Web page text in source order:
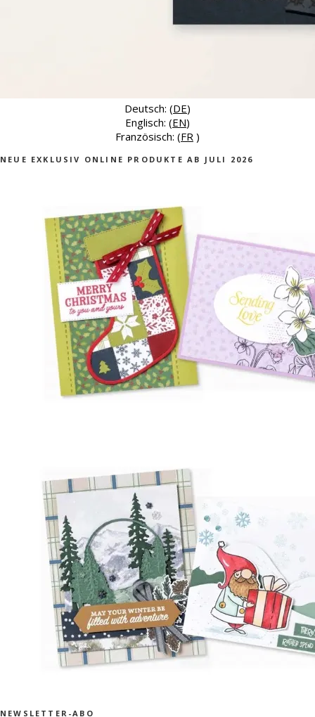
Deutsch: (DE)
Englisch: (EN)
Französisch: (FR )
NEUE EXKLUSIV ONLINE PRODUKTE AB JULI 2026
NEWSLETTER-ABO